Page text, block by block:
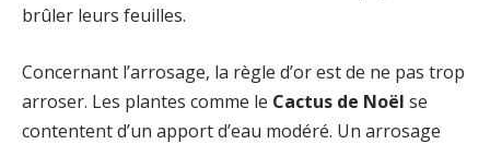
brûler leurs feuilles.
Concernant l’arrosage, la règle d’or est de ne pas trop
arroser. Les plantes comme le Cactus de Noël se
contentent d’un apport d’eau modéré. Un arrosage